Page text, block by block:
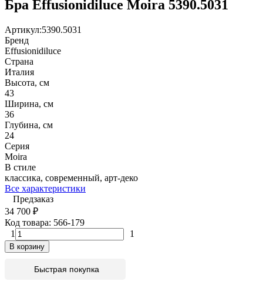
Бра Effusionidiluce Moira 5390.5031
Артикул:5390.5031
Бренд
Effusionidiluce
Страна
Италия
Высота, см
43
Ширина, см
36
Глубина, см
24
Серия
Moira
В стиле
классика, современный, арт-деко
Все характеристики
Предзаказ
34 700 ₽
Код товара: 566-179
1
1
В корзину
Быстрая покупка